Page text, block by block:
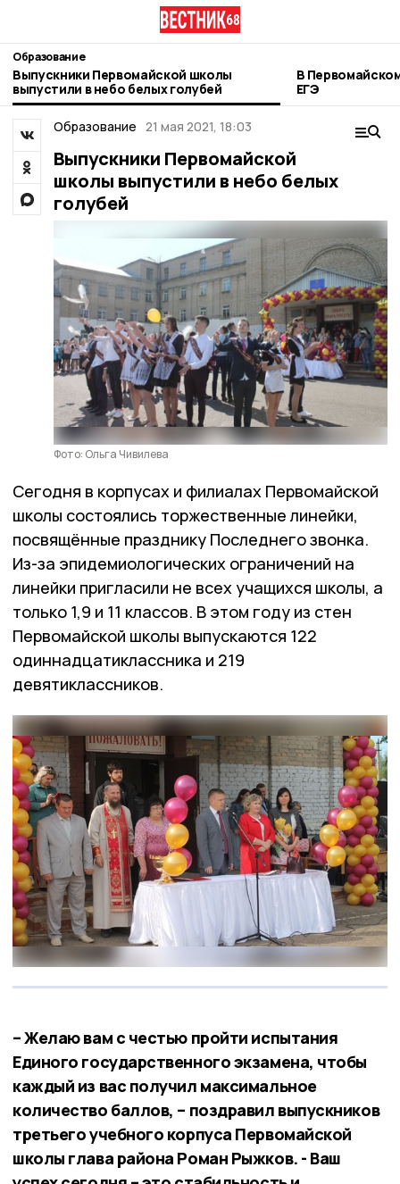
Образование
Выпускники Первомайской школы
выпустили в небо белых голубей
В
ЕГЭ
Образование 21 мая 2021, 18:03
Выпускники Первомайской
школы выпустили в небо белых
голубей
Фото: Ольга Чивилева
Сегодня в корпусах и филиалах Первомайской
школы состоялись торжественные линейки,
посвящённые празднику Последнего звонка.
Из-за эпидемиологических ограничений на
линейки пригласили не всех учащихся школы, а
только 1,9 и 11 классов. В этом году из стен
Первомайской школы выпускаются 122
одиннадцатиклассника и 219
девятиклассников.
– Желаю вам с честью пройти испытания
Единого государственного экзамена, чтобы
каждый из вас получил максимальное
количество баллов, – поздравил выпускников
третьего учебного корпуса Первомайской
школы глава района Роман Рыжков. - Ваш